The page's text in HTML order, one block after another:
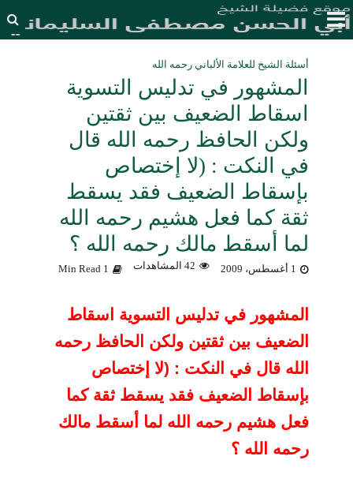
أسئلة الشيخ للعلامة الألباني رحمه الله
المشهور في تدليس التسوية
اسقاط الضعيف بين ثقتين
ولكن الحافظ رحمه الله قال
في النكت : (لا إختصاص
بإسقاط الضعيف فقد يسقط
ثقة كما فعل هشيم رحمه الله
لما أسقط مالك رحمه الله ؟
1 أغسطس، 2009 42 المشاهدات 1 Min Read
المشهور في تدليس التسوية اسقاط
الضعيف بين ثقتين ولكن الحافظ رحمه
الله قال في النكت : (لا إختصاص
بإسقاط الضعيف فقد يسقط ثقة كما
فعل هشيم رحمه الله لما أسقط مالك
رحمه الله ؟